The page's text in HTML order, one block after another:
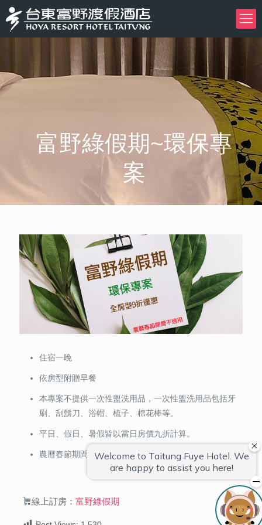
富野綠假期~環保專
案
住宿一晚
依房型附贈早餐
本專案不提供一次性盥洗用品，一次性盥洗用品包括牙
刷、刮鬍刀、浴帽、梳子、棉花棒等。
平日、假日、暑假皆以當日房價九折計算。
農曆春節期間不適用
線上訂房： 富野綠假期